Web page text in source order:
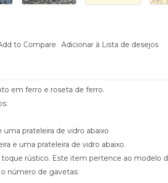
to Compare Adicionar à Lista de desejos
em ferro e roseta de ferro.
prateleira de vidro abaixo
e uma prateleira de vidro abaixo.
rústico. Este item pertence ao modelo
número de gavetas: